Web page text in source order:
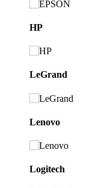
HP
LeGrand
Lenovo
Logitech